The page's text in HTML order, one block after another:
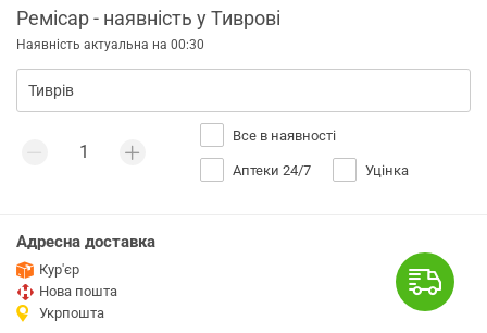
Ремісар - наявність у Тиврові
Наявність актуальна на 00:30
Все в наявності
Аптеки 24/7 Уцінка
Адресна доставка
Кур'єр
Нова пошта
Укрпошта